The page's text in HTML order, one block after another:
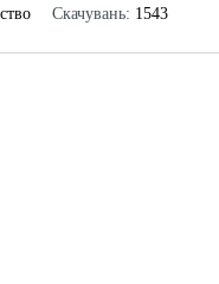
Скачувань: 1543